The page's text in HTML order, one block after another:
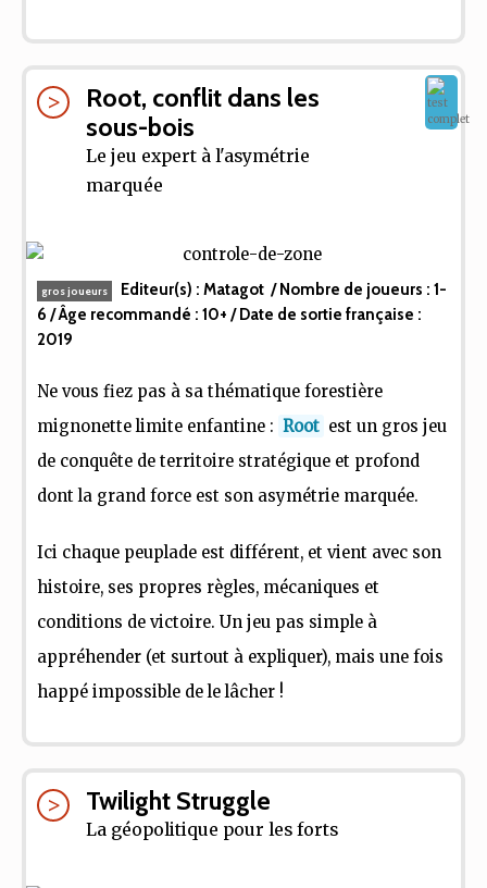
Root, conflit dans les
sous-bois
Le jeu expert à l'asymétrie
marquée
gros joueurs Editeur(s) : Matagot / Nombre de joueurs : 1-
6 / Âge recommandé : 10+ / Date de sortie française :
2019
Ne vous fiez pas à sa thématique forestière
mignonette limite enfantine : Root est un gros jeu
de conquête de territoire stratégique et profond
dont la grand force est son asymétrie marquée.
Ici chaque peuplade est différent, et vient avec son
histoire, ses propres règles, mécaniques et
conditions de victoire. Un jeu pas simple à
appréhender (et surtout à expliquer), mais une fois
happé impossible de le lâcher !
Twilight Struggle
La géopolitique pour les forts